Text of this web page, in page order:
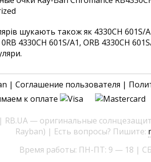
шукають також як 4330CH 601S/
4330CH 601S/A1, ORB 4330CH
| Соглашение пользователя |
к оплате
— оригинальные
Rayban) | Есть вопросы? Пишите:
Время работы: ПН-ПТ: 9 — 18 |